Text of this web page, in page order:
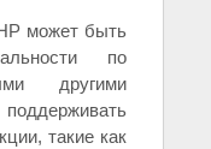
может быть
по
другими
такие как